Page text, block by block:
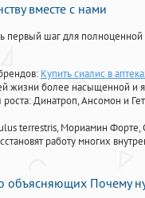
вместе с нами
первый шаг для
Купить сиалис в
жизни более насыщенной и
: Динатроп, Ансомон и
terrestris, Мориамин Форте,
работу многих
объясняющих Почему